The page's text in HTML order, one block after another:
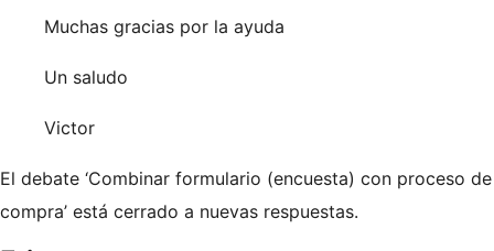
Muchas gracias por la ayuda
Un saludo
Victor
El debate ‘Combinar formulario (encuesta) con proceso de
compra’ está cerrado a nuevas respuestas.